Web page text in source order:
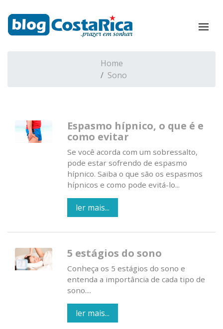
Home
Sono
Espasmo hípnico, o que é e
como evitar
Se você acorda com um sobressalto,
pode estar sofrendo de espasmo
hípnico. Saiba o que são os espasmos
hípnicos e como pode evitá-lo...
ler mais...
5 estágios do sono
Conheça os 5 estágios do sono e
entenda a importância de cada tipo de
sono....
ler mais...